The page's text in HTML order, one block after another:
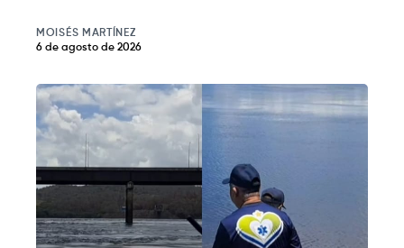
MOISÉS MARTÍNEZ
6 de agosto de 2026